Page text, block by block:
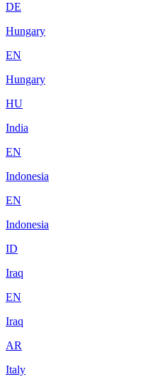
DE
Hungary
EN
Hungary
HU
India
EN
Indonesia
EN
Indonesia
ID
Iraq
EN
Iraq
AR
Italy